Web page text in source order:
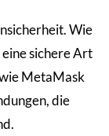
Wie
sichere Art
MetaMask
die